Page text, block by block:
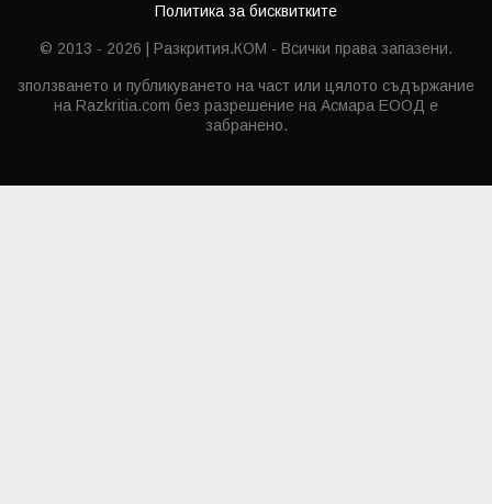
Политика за бисквитките
© 2013 - 2026 | Разкрития.КОМ - Всички права запазени.
зползването и публикуването на част или цялото съдържание
на Razkritia.com без разрешение на Асмара ЕООД е
забранено.